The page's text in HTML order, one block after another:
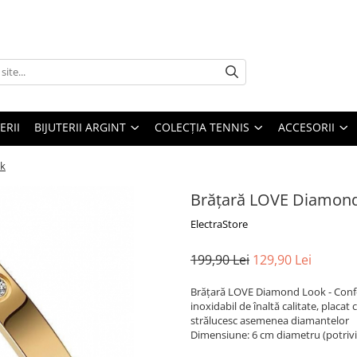
BIJUTERII ARGINT COLECȚIA TENNIS ACCESORII
Brățară LOVE
ElectraStore
199,90 Lei 129,90 Lei
Brățară LOVE Diamond Look -
inoxidabil de înaltă calitate, placat
strălucesc asemenea diamantelor
Dimensiune: 6 cm diametru